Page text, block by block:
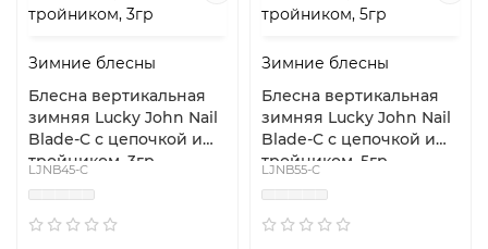
Зимние блесны
Блесна вертикальная
зимняя Lucky John Nail
Blade-C с цепочкой и
тройником, 3гр
LJNB45-C
Зимние блесны
Блесна вертикальная
зимняя Lucky John Nail
Blade-C с цепочкой и
тройником, 5гр
LJNB55-C